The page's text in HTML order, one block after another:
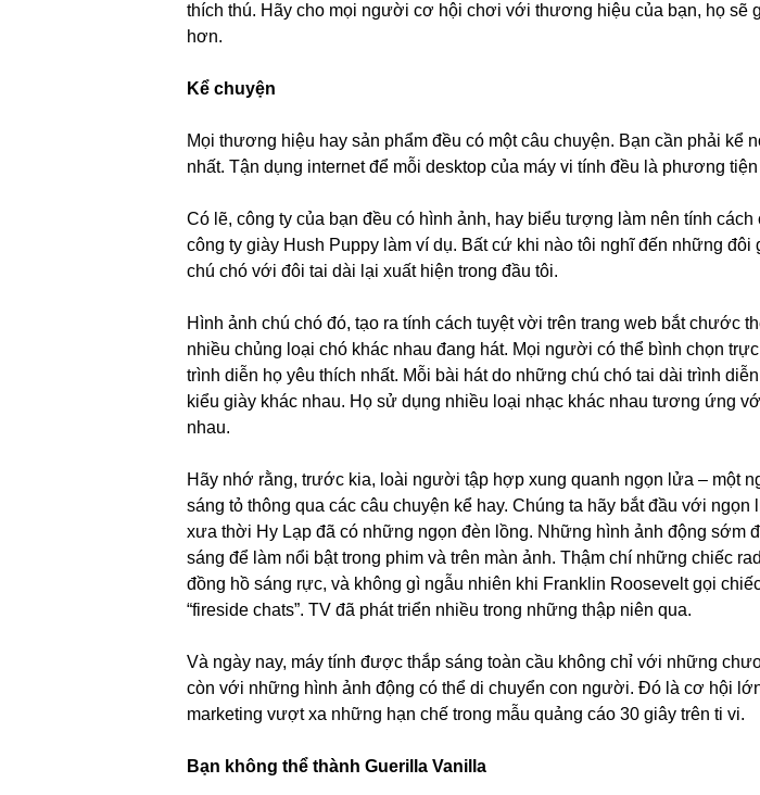
thích thú. Hãy cho mọi người cơ hội chơi với thương hiệu của bạn, họ sẽ
hơn.
Kể chuyện
Mọi thương hiệu hay sản phẩm đều có một câu chuyện. Bạn cần phải kể
nhất. Tận dụng internet để mỗi desktop của máy vi tính đều là phương
Có lẽ, công ty của bạn đều có hình ảnh, hay biểu tượng làm nên tính cách
công ty giày Hush Puppy làm ví dụ. Bất cứ khi nào tôi nghĩ đến những đôi
chú chó với đôi tai dài lại xuất hiện trong đầu tôi.
Hình ảnh chú chó đó, tạo ra tính cách tuyệt vời trên trang web bắt chước
nhiều chủng loại chó khác nhau đang hát. Mọi người có thể bình chọn
trình diễn họ yêu thích nhất. Mỗi bài hát do những chú chó tai dài trình
kiểu giày khác nhau. Họ sử dụng nhiều loại nhạc khác nhau tương ứng
nhau.
Hãy nhớ rằng, trước kia, loài người tập hợp xung quanh ngọn lửa – một
sáng tỏ thông qua các câu chuyện kể hay. Chúng ta hãy bắt đầu với ngọn
xưa thời Hy Lạp đã có những ngọn đèn lồng. Những hình ảnh động sớm
sáng để làm nổi bật trong phim và trên màn ảnh. Thậm chí những chiếc
đồng hồ sáng rực, và không gì ngẫu nhiên khi Franklin Roosevelt gọi
“fireside chats”. TV đã phát triển nhiều trong những thập niên qua.
Và ngày nay, máy tính được thắp sáng toàn cầu không chỉ với những
còn với những hình ảnh động có thể di chuyển con người. Đó là cơ hội
marketing vượt xa những hạn chế trong mẫu quảng cáo 30 giây trên ti vi.
Bạn không thể thành Guerilla Vanilla